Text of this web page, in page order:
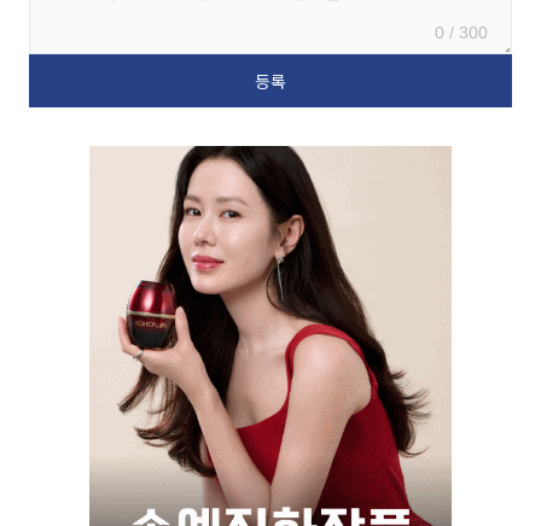
0 / 300